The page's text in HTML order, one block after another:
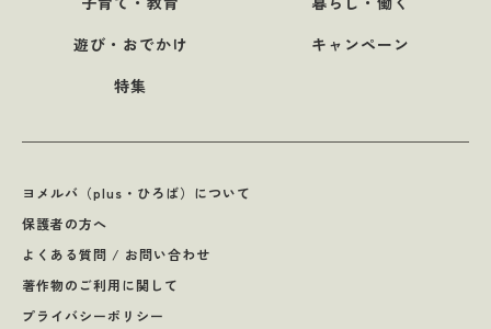
遊び・おでかけ
キャンペーン
特集
ヨメルバ（plus・ひろば）について
保護者の方へ
よくある質問 / お問い合わせ
著作物のご利用に関して
プライバシーポリシー